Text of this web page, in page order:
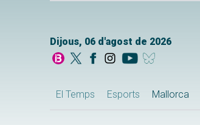
Dijous, 06 d'agost de 2026
El Temps Esports Mallorca